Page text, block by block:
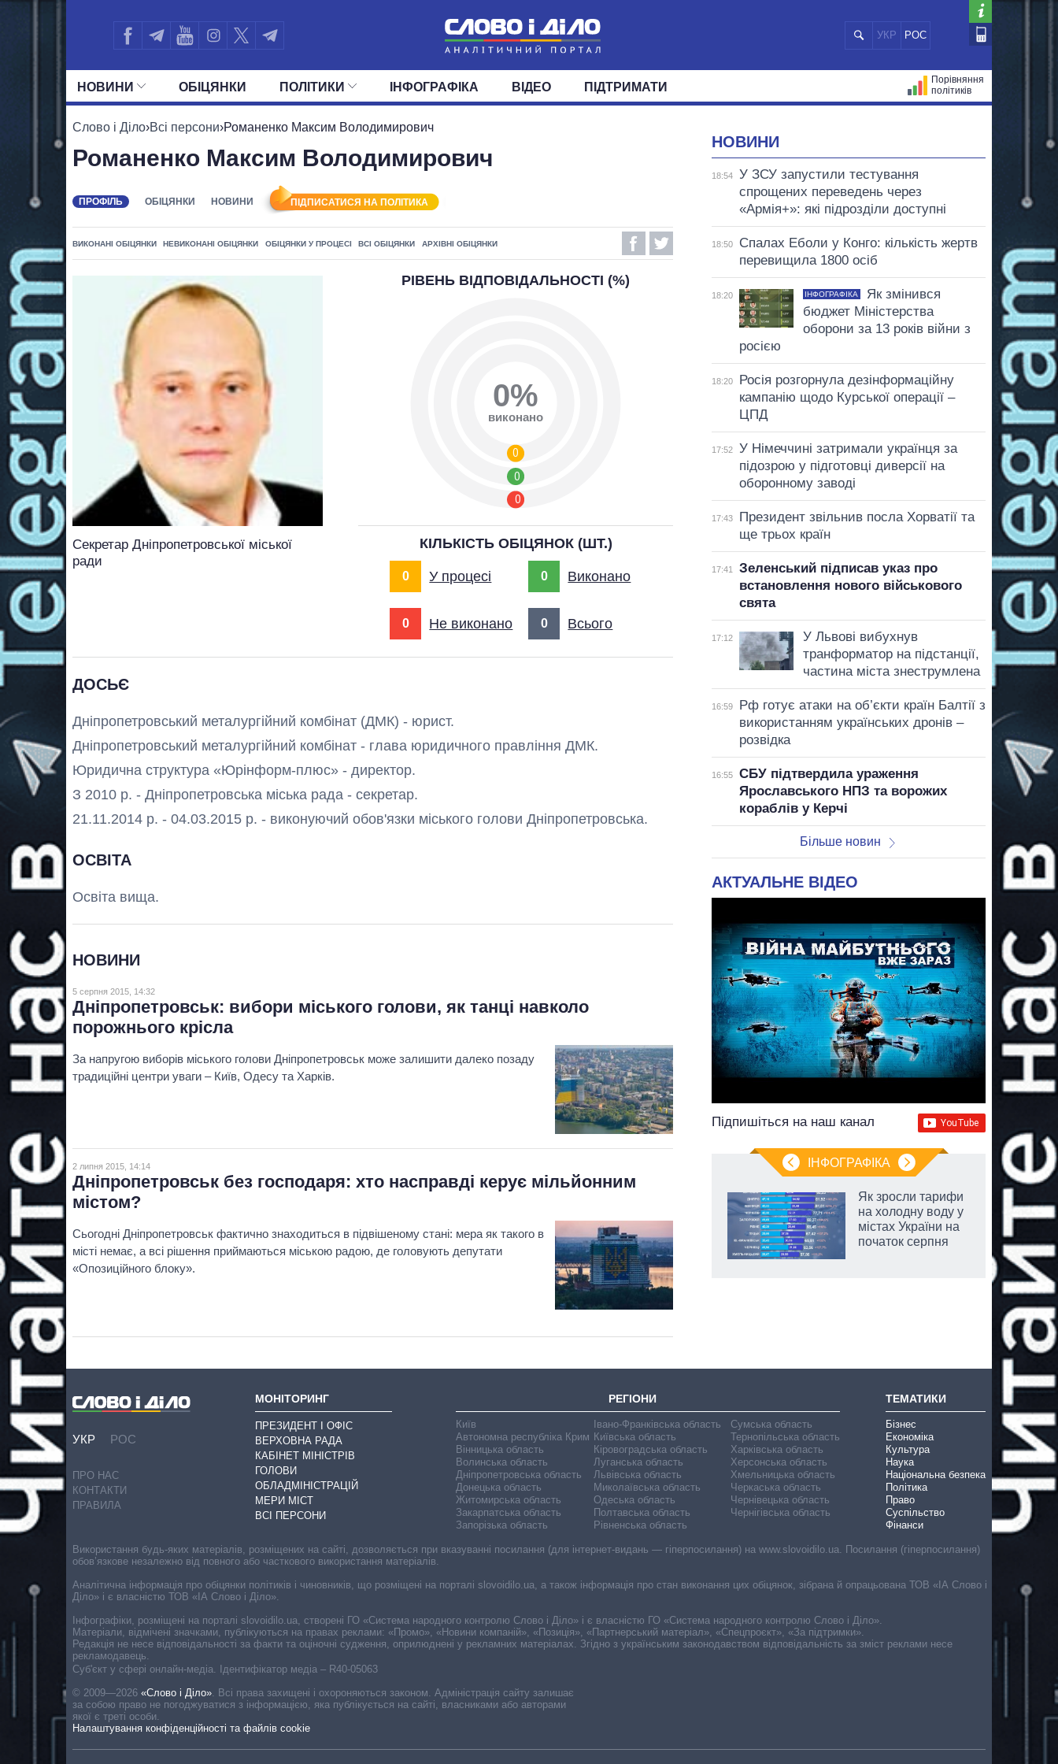
УКР РОС
НОВИНИ
СТРІЧКА ПОДІЇ
ПОЛІТИКА ЕКОНОМІКА
ОБIЦЯНКИ ПОЛIТИКИ
УСІ ПОЛІТИКИ ПРЕЗИДЕНТ І ОФІС ВЕРХОВНА РАДА
ДЕПУТАТИ КОМІТЕТИ
ІНФОГРАФІКА ВІДЕО ПІДТРИМАТИ
Порівняння
політиків
Слово і Діло›Всі персони›Романенко Максим Володимирович
Романенко Максим Володимирович
ПРОФІЛЬ ОБІЦЯНКИ НОВИНИ ПІДПИСАТИСЯ НА ПОЛІТИКА
ВИКОНАНІ ОБІЦЯНКИ НЕВИКОНАНІ ОБІЦЯНКИ ОБІЦЯНКИ У ПРОЦЕСІ ВСІ ОБІЦЯНКИ АРХІВНІ ОБІЦЯНКИ
Секретар Дніпропетровської міської
ради
ДОСЬЄ
Дніпропетровський металургійний комбінат (ДМК) - юрист.
Дніпропетровський металургійний комбінат - глава юридичного правління ДМК.
Юридична структура «Юрінформ-плюс» - директор.
З 2010 р. - Дніпропетровська міська рада - секретар.
21.11.2014 р. - 04.03.2015 р. - виконуючий обов'язки міського голови Дніпропетровська.
ОСВІТА
Освіта вища.
НОВИНИ
5 серпня 2015, 14:32
Дніпропетровськ: вибори міського голови, як танці навколо
порожнього крісла
За напругою виборів міського голови Дніпропетровськ може залишити далеко позаду
традиційні центри уваги – Київ, Одесу та Харків.
2 липня 2015, 14:14
Дніпропетровськ без господаря: хто насправді керує мільйонним
містом?
Сьогодні Дніпропетровськ фактично знаходиться в підвішеному стані: мера як такого в
місті немає, а всі рішення приймаються міською радою, де головують депутати
«Опозиційного блоку».
РІВЕНЬ ВІДПОВІДАЛЬНОСТІ (%)
0
0
0
0%
виконано
КІЛЬКІСТЬ ОБІЦЯНОК (ШТ.)
0 У процесі 0 Виконано
0 Не виконано 0 Всього
НОВИНИ
18:54
У ЗСУ запустили тестування
спрощених переведень через
«Армія+»: які підрозділи доступні
18:50
Спалах Еболи у Конго: кількість жертв
перевищила 1800 осіб
18:20 ІНФОГРАФІКА
Як змінився
бюджет Міністерства
оборони за 13 років війни з
росією
18:20
Росія розгорнула дезінформаційну
кампанію щодо Курської операції –
ЦПД
17:52
У Німеччині затримали українця за
підозрою у підготовці диверсії на
оборонному заводі
17:43
Президент звільнив посла Хорватії та
ще трьох країн
17:41
Зеленський підписав указ про
встановлення нового військового
свята
17:12
У Львові вибухнув
транформатор на підстанції,
частина міста знеструмлена
16:59
Рф готує атаки на об’єкти країн Балтії з
використанням українських дронів –
розвідка
16:55
СБУ підтвердила ураження
Ярославського НПЗ та ворожих
кораблів у Керчі
Більше новин
АКТУАЛЬНЕ ВІДЕО
Підпишіться на наш канал
ІНФОГРАФІКА
Україні до і під час
великої війни
Як зросли тарифи
на холодну воду у
містах України на
початок серпня
УКР РОС
ПРО НАС
КОНТАКТИ
ПРАВИЛА
МОНІТОРИНГ
ПРЕЗИДЕНТ І ОФІС
ВЕРХОВНА РАДА
КАБІНЕТ МІНІСТРІВ
ГОЛОВИ
ОБЛАДМІНІСТРАЦІЙ
МЕРИ МІСТ
ВСІ ПЕРСОНИ
РЕГІОНИ
Київ
Автономна республіка Крим
Вінницька область
Волинська область
Дніпропетровська область
Донецька область
Житомирська область
Закарпатська область
Запорізька область
Івано-Франківська область
Київська область
Кіровоградська область
Луганська область
Львівська область
Миколаївська область
Одеська область
Полтавська область
Рівненська область
Сумська область
Тернопільська область
Харківська область
Херсонська область
Хмельницька область
Черкаська область
Чернівецька область
Чернігівська область
ТЕМАТИКИ
Бізнес
Економіка
Культура
Наука
Національна безпека
Політика
Право
Суспільство
Фінанси
Cуб'єкт у сфері онлайн-медіа. Ідентифікатор медіа – R40-05063
© 2009—2026 «Слово і Діло» Всі права захищені і охороняються законом. Адміністрація сайту залишає
за собою право не погоджуватися з інформацією, яка публікується на сайті, власниками або авторами
якої є треті особи.
Налаштування конфіденційності та файлів cookie
Використання будь-яких матеріалів, розміщених на сайті, дозволяється при вказуванні посилання (для інтернет-видань — гіперпосилання) на www.slovoidilo.ua. Посилання (гіперпосилання)
обов’язкове незалежно від повного або часткового використання матеріалів.
Аналітична інформація про обіцянки політиків і чиновників, що розміщені на порталі slovoidilo.ua, а також інформація про стан виконання цих обіцянок, зібрана й опрацьована ТОВ «ІА Слово і
Діло» і є власністю ТОВ «ІА Слово і Діло».
Інфографіки, розміщені на порталі slovoidilo.ua, створені ГО «Система народного контролю Слово і Діло» і є власністю ГО «Система народного контролю Слово і Діло».
Матеріали, відмічені значками, публікуються на правах реклами: «Промо», «Новини компаній», «Позиція», «Партнерський матеріал», «Спецпроєкт», «За підтримки».
Редакція не несе відповідальності за факти та оціночні судження, оприлюднені у рекламних матеріалах. Згідно з українським законодавством відповідальність за зміст реклами несе
рекламодавець.